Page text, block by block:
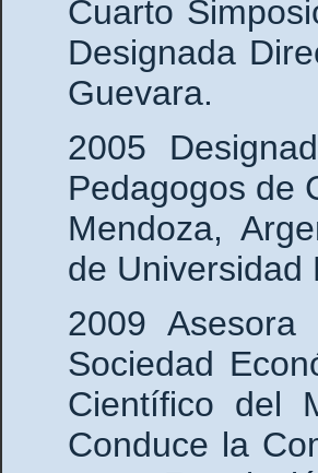
Cuarto
Designada
Guevara.
2005
Pedagogos de
Mendoza,
de Universidad
2009
Sociedad
Científico del
Conduce la